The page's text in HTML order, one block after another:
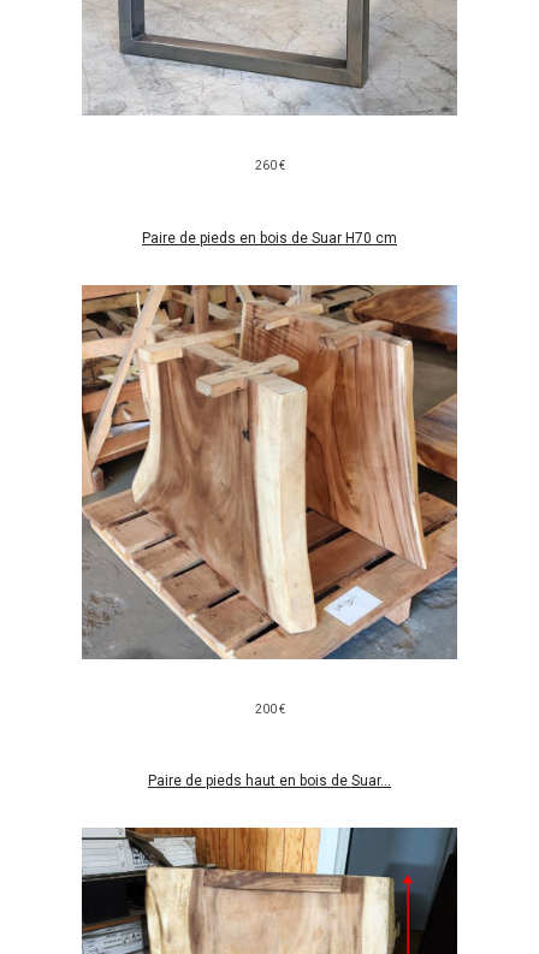
260 €
Paire de pieds en bois de Suar H70 cm
200 €
Paire de pieds haut en bois de Suar...